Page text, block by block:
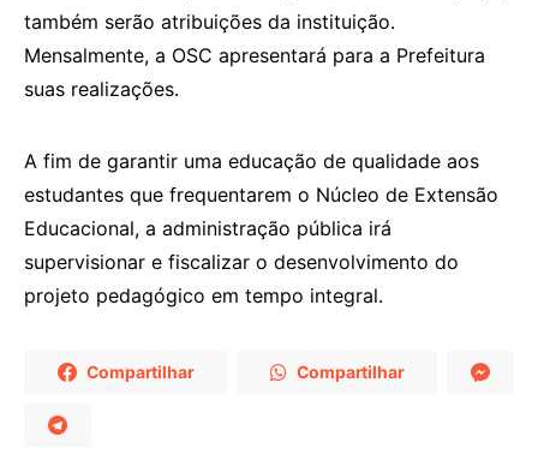
também serão atribuições da instituição.
Mensalmente, a OSC apresentará para a Prefeitura
suas realizações.
A fim de garantir uma educação de qualidade aos
estudantes que frequentarem o Núcleo de Extensão
Educacional, a administração pública irá
supervisionar e fiscalizar o desenvolvimento do
projeto pedagógico em tempo integral.
Compartilhar Compartilhar